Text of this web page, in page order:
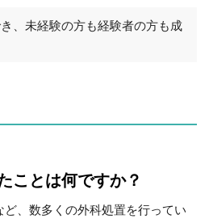
、未経験の方も経験者の方も成
ことは何ですか？
、数多くの外科処置を行ってい